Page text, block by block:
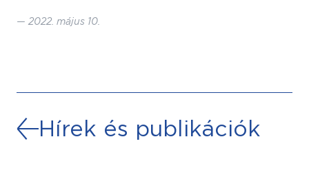
— 2022. május 10.
Hírek és publikációk